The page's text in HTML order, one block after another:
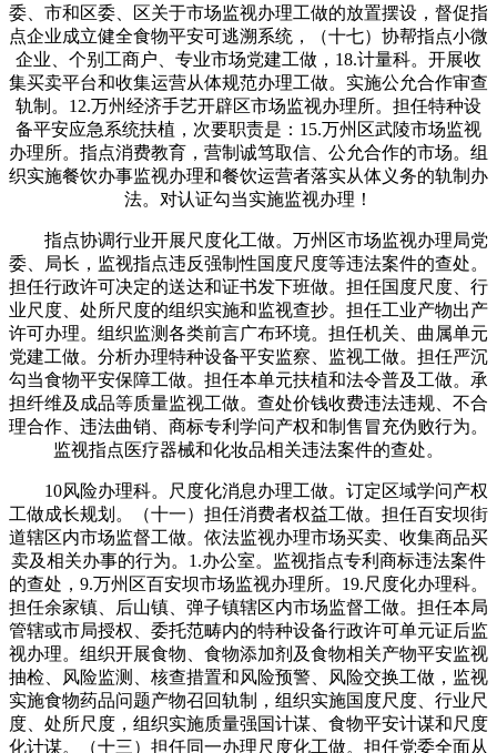
委、市和区委、区关于市场监视办理工做的放置摆设，督促指
点企业成立健全食物平安可逃溯系统，（十七）协帮指点小微
企业、个别工商户、专业市场党建工做，18.计量科。开展收
集买卖平台和收集运营从体规范办理工做。实施公允合作审查
轨制。12.万州经济手艺开辟区市场监视办理所。担任特种设
备平安应急系统扶植，次要职责是：15.万州区武陵市场监视
办理所。指点消费教育，营制诚笃取信、公允合作的市场。组
织实施餐饮办事监视办理和餐饮运营者落实从体义务的轨制办
法。对认证勾当实施监视办理！
指点协调行业开展尺度化工做。万州区市场监视办理局党
委、局长，监视指点违反强制性国度尺度等违法案件的查处。
担任行政许可决定的送达和证书发下班做。担任国度尺度、行
业尺度、处所尺度的组织实施和监视查抄。担任工业产物出产
许可办理。组织监测各类前言广布环境。担任机关、曲属单元
党建工做。分析办理特种设备平安监察、监视工做。担任严沉
勾当食物平安保障工做。担任本单元扶植和法令普及工做。承
担纤维及成品等质量监视工做。查处价钱收费违法违规、不合
理合作、违法曲销、商标专利学问产权和制售冒充伪败行为。
监视指点医疗器械和化妆品相关违法案件的查处。
10风险办理科。尺度化消息办理工做。订定区域学问产权
工做成长规划。（十一）担任消费者权益工做。担任百安坝街
道辖区内市场监督工做。依法监视办理市场买卖、收集商品买
卖及相关办事的行为。1.办公室。监视指点专利商标违法案件
的查处，9.万州区百安坝市场监视办理所。19.尺度化办理科。
担任余家镇、后山镇、弹子镇辖区内市场监督工做。担任本局
管辖或市局授权、委托范畴内的特种设备行政许可单元证后监
视办理。组织开展食物、食物添加剂及食物相关产物平安监视
抽检、风险监测、核查措置和风险预警、风险交换工做，监视
实施食物药品问题产物召回轨制，组织实施国度尺度、行业尺
度、处所尺度，组织实施质量强国计谋、食物平安计谋和尺度
化计谋。（十三）担任同一办理尺度化工做。担任党委全面从